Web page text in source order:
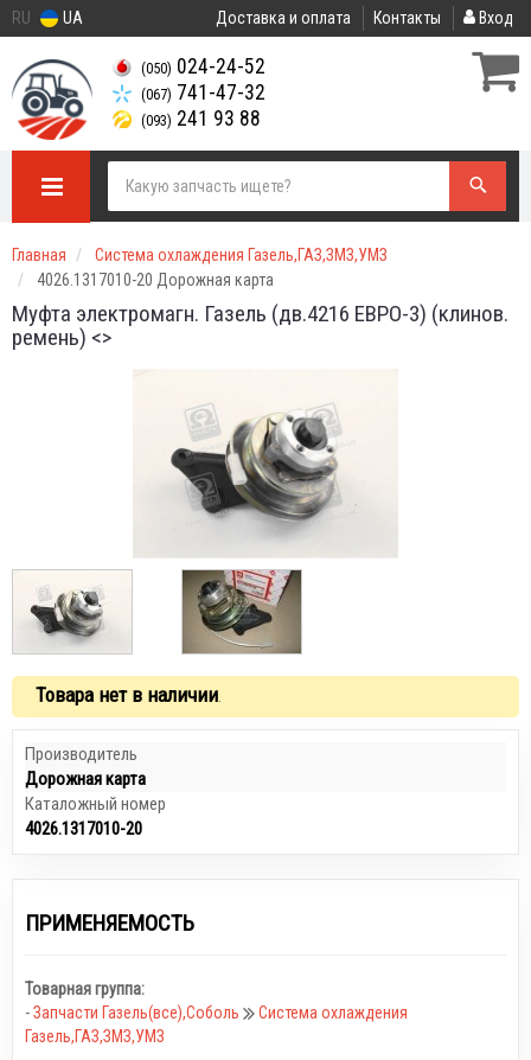
RU UA Доставка и оплата Контакты Вход
(050) 024-24-52
(067) 741-47-32
(093) 241 93 88
Главная
Система охлаждения Газель,ГАЗ,ЗМЗ,УМЗ
4026.1317010-20 Дорожная карта
Муфта электромагн. Газель (дв.4216 ЕВРО-3) (клинов.
ремень) <>
Товара нет в наличии
Производитель
Дорожная карта
Каталожный номер
4026.1317010-20
ПРИМЕНЯЕМОСТЬ
Товарная группа:
-Запчасти Газель(все),Соболь
Система охлаждения
Газель,ГАЗ,ЗМЗ,УМЗ